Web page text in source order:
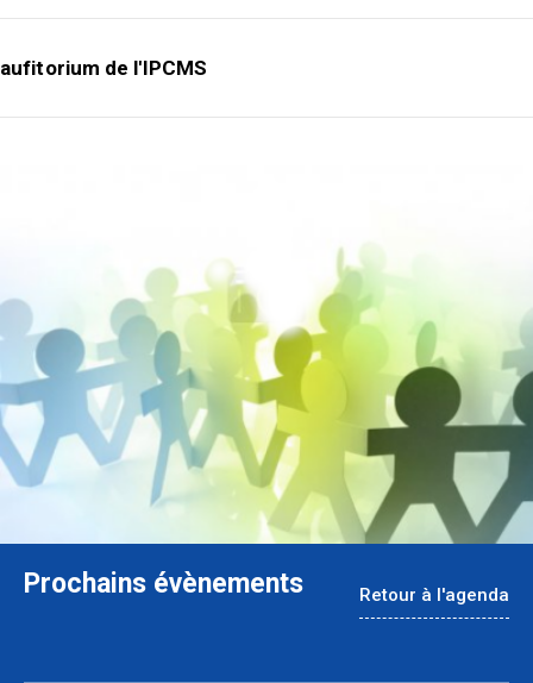
aufitorium de l'IPCMS
Prochains évènements Retour à l'agenda